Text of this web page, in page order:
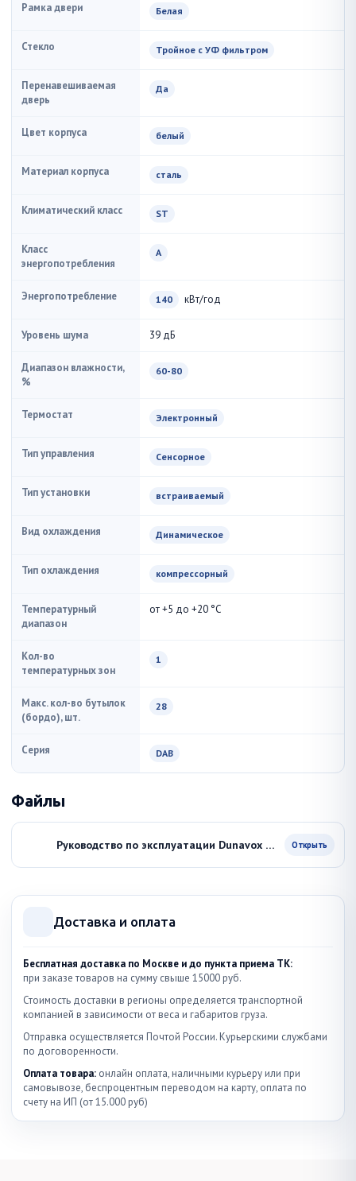
Рамка двери Белая
Стекло Тройное с УФ фильтром
Перенавешиваемая
дверь
Да
Цвет корпуса белый
Материал корпуса сталь
Климатический класс ST
Класс
энергопотребления
A
Энергопотребление 140 кВт/год
Уровень шума 39 дБ
Диапазон влажности,
%
60-80
Термостат Электронный
Тип управления Сенсорное
Тип установки встраиваемый
Вид охлаждения Динамическое
Тип охлаждения компрессорный
Температурный
диапазон
от +5 до +20 °С
Кол-во
температурных зон
1
Макс. кол-во бутылок
(бордо), шт.
28
Серия DAB
Файлы
Руководство по эксплуатации Dunavox DAB-28.65W Открыть
Доставка и оплата
Бесплатная доставка по Москве и до пункта приема ТК:
при заказе товаров на сумму свыше 15000 руб.
Стоимость доставки в регионы определяется транспортной
компанией в зависимости от веса и габаритов груза.
Отправка осуществляется Почтой России. Курьерскими службами
по договоренности.
Оплата товара: онлайн оплата, наличными курьеру или при
самовывозе, беспроцентным переводом на карту, оплата по
счету на ИП (от 15.000 руб)